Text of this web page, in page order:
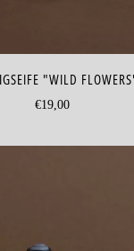
"WILD
€19,00